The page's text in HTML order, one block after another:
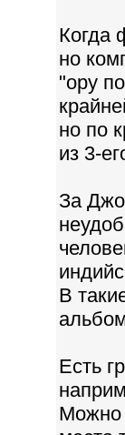
Когда
но
"ору
но по
из 3-
За
В
Есть
Можно